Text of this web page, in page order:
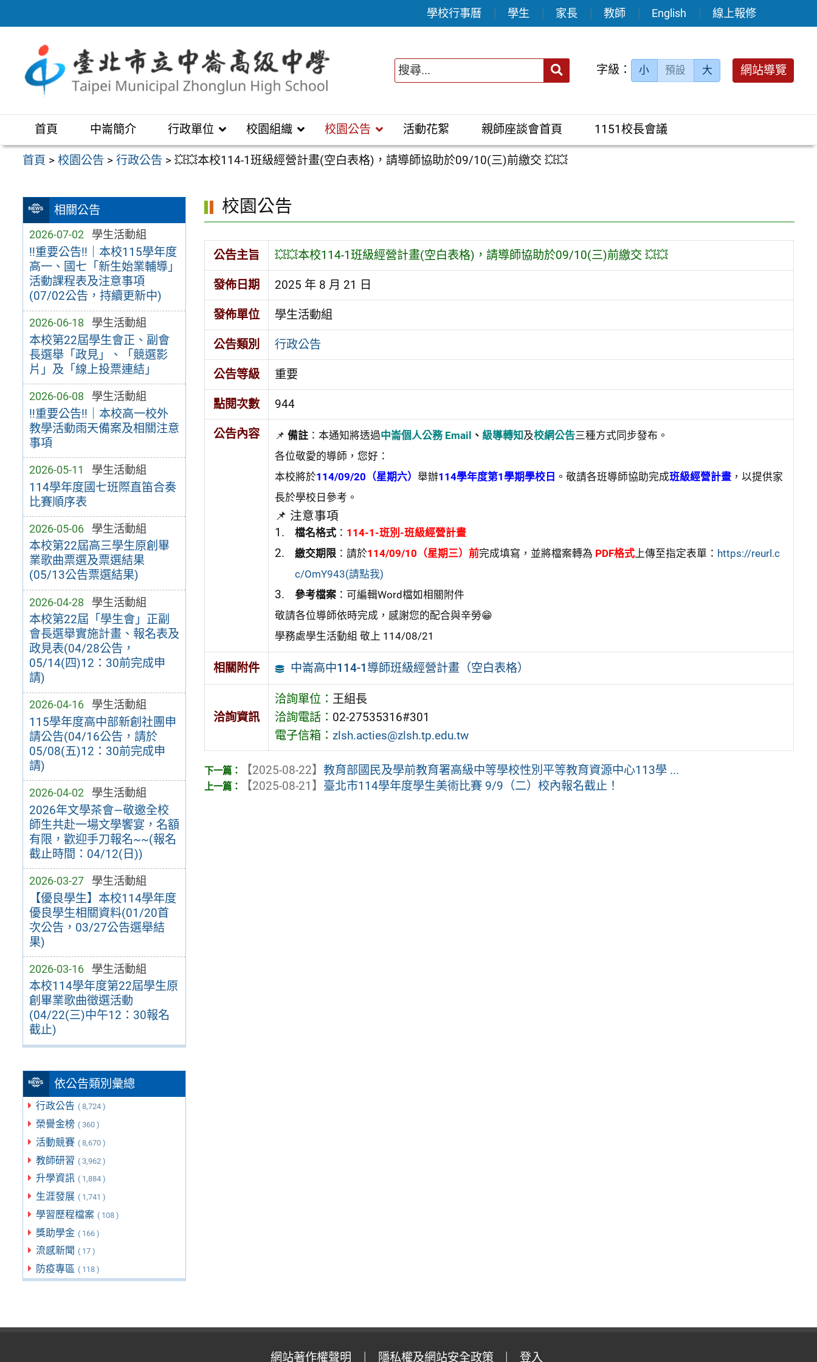
至
區
學校行事曆 學生 家長 教師 English 線上報修
送出 字級： 小 預設 大 網站導覽
首頁 中崙簡介 行政單位 校園組織 校園公告 活動花絮 親師座談會首頁 1151校長會議
首頁 >校園公告 >行政公告 >💥💥本校114-1班級經營計畫(空白表格)，請導師協助於09/10(三)前繳交 💥💥
相關公告
2026-07-02 學生活動組
‼️重要公告‼️｜本校115學年度
高一、國七「新生始業輔導」
活動課程表及注意事項
(07/02公告，持續更新中)
2026-06-18 學生活動組
本校第22屆學生會正、副會
長選舉「政見」、「競選影
片」及「線上投票連結」
2026-06-08 學生活動組
‼️重要公告‼️｜本校高一校外
教學活動雨天備案及相關注意
事項
2026-05-11 學生活動組
114學年度國七班際直笛合奏
比賽順序表
2026-05-06 學生活動組
本校第22屆高三學生原創畢
業歌曲票選及票選結果
(05/13公告票選結果)
2026-04-28 學生活動組
本校第22屆「學生會」正副
會長選舉實施計畫、報名表及
政見表(04/28公告，
05/14(四)12：30前完成申
請)
2026-04-16 學生活動組
115學年度高中部新創社團申
請公告(04/16公告，請於
05/08(五)12：30前完成申
請)
2026-04-02 學生活動組
2026年文學茶會—敬邀全校
師生共赴一場文學饗宴，名額
有限，歡迎手刀報名~~(報名
截止時間：04/12(日))
2026-03-27 學生活動組
【優良學生】本校114學年度
優良學生相關資料(01/20首
次公告，03/27公告選舉結
果)
2026-03-16 學生活動組
本校114學年度第22屆學生原
創畢業歌曲徵選活動
(04/22(三)中午12：30報名
截止)
依公告類別彙總
行政公告 ( 8,724 )
榮譽金榜 ( 360 )
活動競賽 ( 8,670 )
教師研習 ( 3,962 )
升學資訊 ( 1,884 )
生涯發展 ( 1,741 )
學習歷程檔案 ( 108 )
獎助學金 ( 166 )
流感新聞 ( 17 )
防疫專區 ( 118 )
校園公告
公告主旨 💥💥本校114-1班級經營計畫(空白表格)，請導師協助於09/10(三)前繳交 💥💥
發佈日期 2025 年 8 月 21 日
發佈單位 學生活動組
公告類別 行政公告
公告等級 重要
點閱次數 944
公告內容 📌備註 ：本通知將透過中崙個人公務 Email 、 級導轉知及校網公告三種方式同步發布。
各位敬愛的導師，您好：
本校將於114/09/20（星期六）舉辦114學年度第1學期學校日 。敬請各班導師協助完成班級經營計畫 ，以提供家
長於學校日參考。
📌 注意事項
檔名格式： 114-1-班別-班級經營計畫
繳交期限：請於114/09/10（星期三）前完成填寫，並將檔案轉為 PDF格式上傳至指定表單： https://reurl.c
c/OmY943(請點我)
參考檔案：可編輯Word檔如相關附件
敬請各位導師依時完成，感謝您的配合與辛勞😁
學務處學生活動組 敬上 114/08/21
相關附件 中崙高中114-1導師班級經營計畫（空白表格）
洽詢資訊
洽詢單位： 王組長
洽詢電話： 02-27535316#301
電子信箱：zlsh.acties@zlsh.tp.edu.tw
【2025-08-22】教育部國民及學前教育署高級中等學校性別平等教育資源中心113學 ...
【2025-08-21】 臺北市114學年度學生美術比賽 9/9（二）校內報名截止！
網站著作權聲明 隱私權及網站安全政策 登入